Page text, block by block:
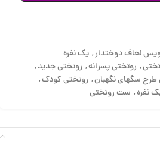
لحاف دوختدار, یک نفره
, روتختی پسرانه, روتختی جدید,
طرح سگهای نگهبان, روتختی کودک,
نفره, ست روتختی